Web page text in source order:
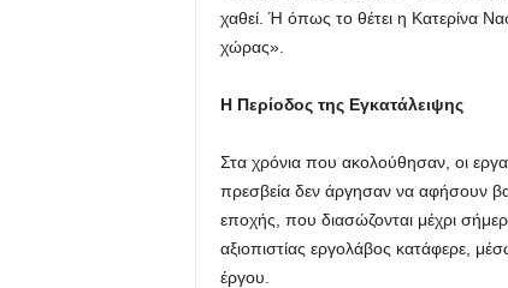
χαθεί. Ή όπως το θέτει η Κατερίνα
χώρας».
Η Περίοδος της Εγκατάλειψης
Στα χρόνια που ακολούθησαν, οι
πρεσβεία δεν άργησαν να αφήσουν
εποχής, που διασώζονται μέχρι
αξιοπιστίας εργολάβος κατάφερε,
έργου.